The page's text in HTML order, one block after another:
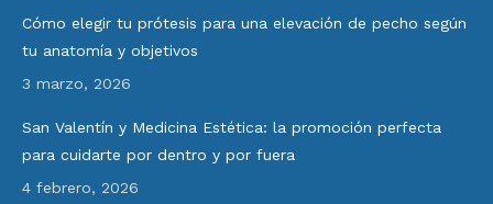
Cómo elegir tu prótesis para una elevación de pecho según
tu anatomía y objetivos
3 marzo, 2026
San Valentín y Medicina Estética: la promoción perfecta
para cuidarte por dentro y por fuera
4 febrero, 2026